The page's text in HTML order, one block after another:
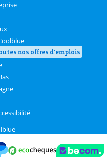
nos offres d'emplois